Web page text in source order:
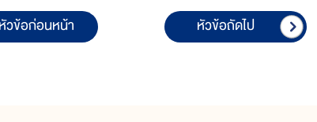
หัวข้อก่อนหน้า หัวข้อถัดไป